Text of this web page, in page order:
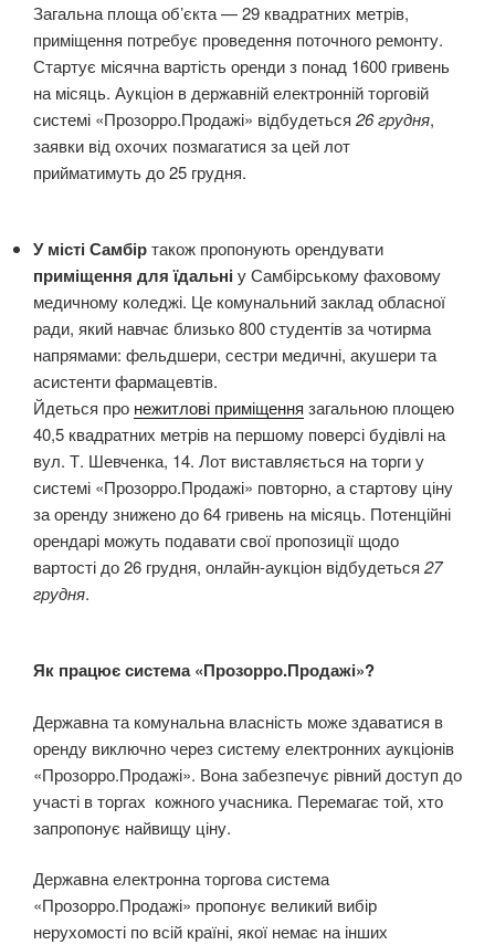
Загальна площа об’єкта — 29 квадратних метрів,
приміщення потребує проведення поточного ремонту.
Стартує місячна вартість оренди з понад 1600 гривень
на місяць. Аукціон в державній електронній торговій
системі «Прозорро.Продажі» відбудеться 26 грудня,
заявки від охочих позмагатися за цей лот
прийматимуть до 25 грудня.
У місті Самбіртакож пропонують орендувати
приміщення для їдальні у Самбірському фаховому
медичному коледжі. Це комунальний заклад обласної
ради, який навчає близько 800 студентів за чотирма
напрямами: фельдшери, сестри медичні, акушери та
асистенти фармацевтів.
Йдеться про нежитлові приміщення загальною площею
40,5 квадратних метрів на першому поверсі будівлі на
вул. Т. Шевченка, 14. Лот виставляється на торги у
системі «Прозорро.Продажі» повторно, а стартову ціну
за оренду знижено до 64 гривень на місяць. Потенційні
орендарі можуть подавати свої пропозиції щодо
вартості до 26 грудня, онлайн-аукціон відбудеться 27
грудня.
Як працює система «Прозорро.Продажі»?
Державна та комунальна власність може здаватися в
оренду виключно через систему електронних аукціонів
«Прозорро.Продажі». Вона забезпечує рівний доступ до
участі в торгах кожного учасника. Перемагає той, хто
запропонує найвищу ціну.
Державна електронна торгова система
«Прозорро.Продажі» пропонує великий вибір
нерухомості по всій країні, якої немає на інших